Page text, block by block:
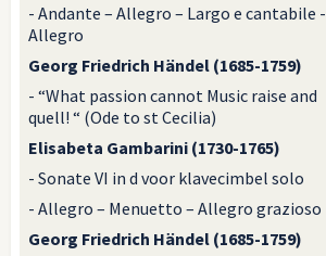
- Andante – Allegro – Largo e cantabile -
Allegro
Georg Friedrich Händel (1685-1759)
- “What passion cannot Music raise and
quell! “ (Ode to st Cecilia)
Elisabeta Gambarini (1730-1765)
- Sonate VI in d voor klavecimbel solo
- Allegro – Menuetto – Allegro grazioso
Georg Friedrich Händel (1685-1759)